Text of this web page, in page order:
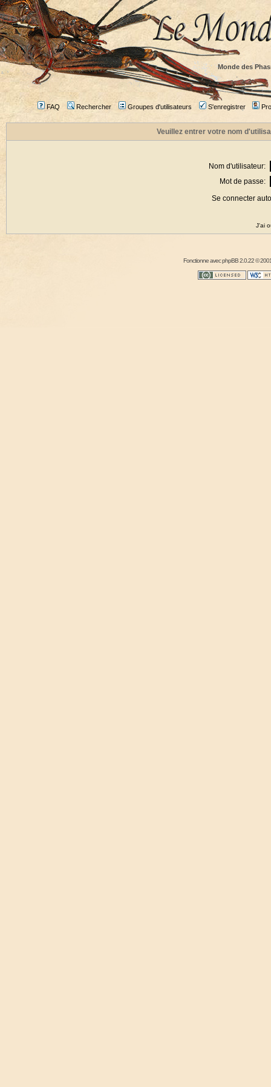
Monde des
FAQ Rechercher Groupes d'utilisateurs S'enregistrer
Veuillez entrer votre nom
Nom d'utilisateur:
Mot de passe:
Se connecter
J'ai
Fonctionne avecphpBB2.0.22 ©